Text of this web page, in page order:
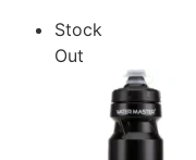
Stock
Out